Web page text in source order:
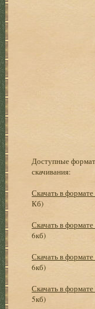
Доступные
скачивания:
Скачать в
Кб)
Скачать в формате
6кб)
Скачать в
6кб)
Скачать в
5кб)